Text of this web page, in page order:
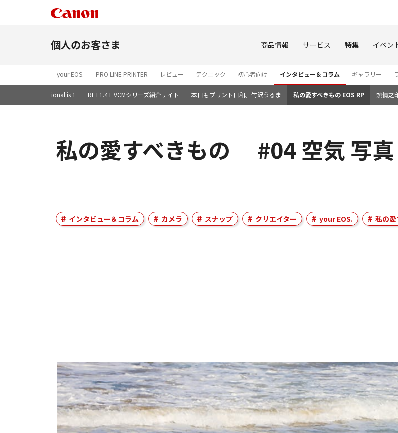
個人のお客さま 商品情報 サービス 特集 イベン
your EOS. PRO LINE PRINTER レビュー テクニック 初心者向け インタビュー＆コラム ギャラリー
Professional is 1 RF F1.4 L VCMシリーズ紹介サイト 本日もプリント日和。竹沢うるま 私の愛すべきもの EOS RP 熱情之
私の愛すべきもの #04 空気 写真
インタビュー＆コラム カメラ スナップ クリエイター your EOS. 私の愛